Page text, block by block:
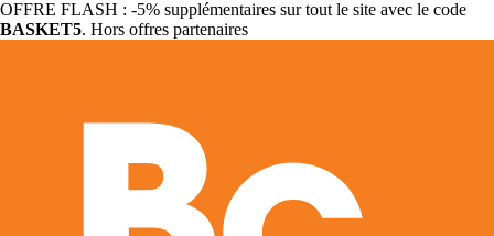
OFFRE FLASH : -5% supplémentaires sur tout le site avec le code
BASKET5. Hors offres partenaires